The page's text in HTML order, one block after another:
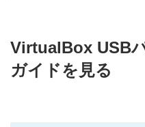
VirtualBox USB
ガイドを見る